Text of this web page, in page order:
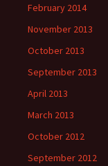
February 2014
November 2013
October 2013
September 2013
April 2013
March 2013
October 2012
September 2012